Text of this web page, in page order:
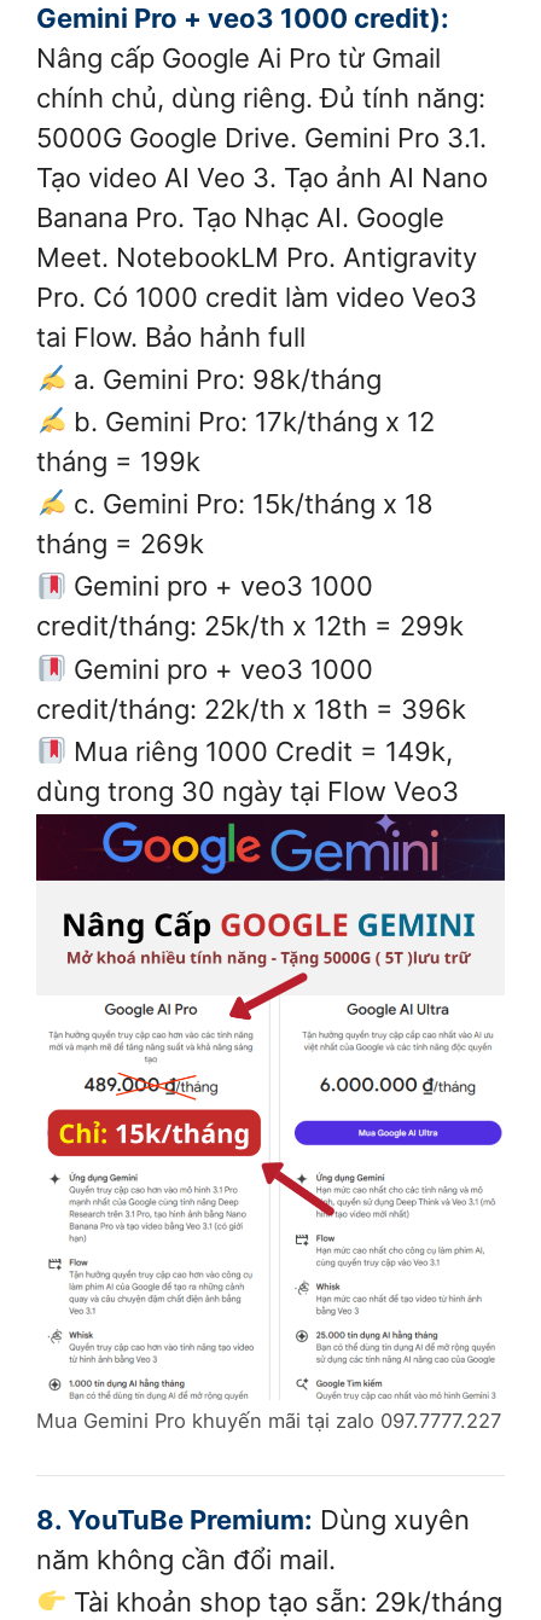
Gemini Pro + veo3 1000 credit):
Nâng cấp Google Ai Pro từ Gmail
chính chủ, dùng riêng. Đủ tính năng:
5000G Google Drive.️ Gemini Pro 3.1.
Tạo video AI Veo 3. Tạo ảnh AI Nano
Banana Pro. Tạo Nhạc AI. Google
Meet. NotebookLM Pro. Antigravity
Pro. Có 1000 credit làm video Veo3
tai Flow. Bảo hảnh full
a. Gemini Pro: 98k/tháng
b. Gemini Pro: 17k/tháng x 12
tháng = 199k
c. Gemini Pro: 15k/tháng x 18
tháng = 269k
Gemini pro + veo3 1000
credit/tháng: 25k/th x 12th = 299k
Gemini pro + veo3 1000
credit/tháng: 22k/th x 18th = 396k
Mua riêng 1000 Credit = 149k,
dùng trong 30 ngày tại Flow Veo3
Mua Gemini Pro khuyến mãi tại zalo 097.7777.227
8. YouTuBe Premium: Dùng xuyên
năm không cần đổi mail.
Tài khoản shop tạo sẵn: 29k/tháng